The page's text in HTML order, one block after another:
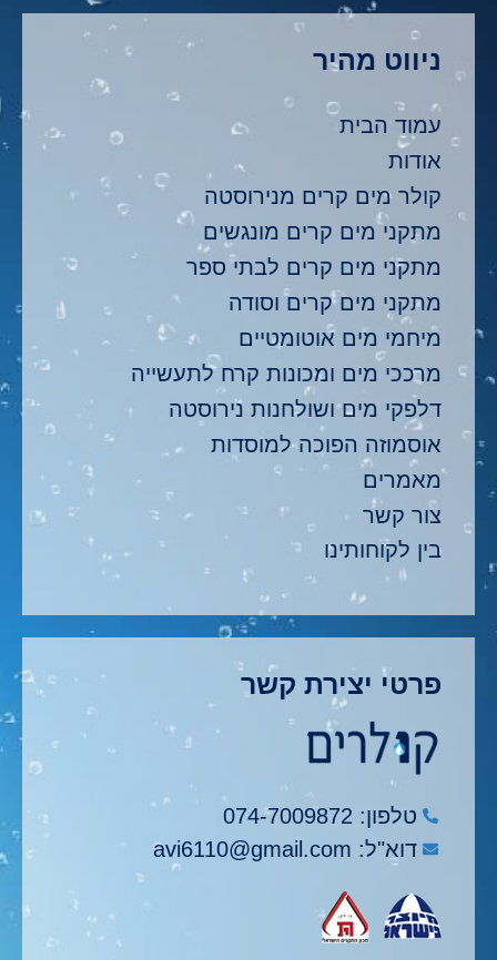
ניווט מהיר
עמוד הבית
אודות
קולר מים קרים מנירוסטה
מתקני מים קרים מונגשים
מתקני מים קרים לבתי ספר
מתקני מים קרים וסודה
מיחמי מים אוטומטיים
מרככי מים ומכונות קרח לתעשייה
דלפקי מים ושולחנות נירוסטה
אוסמוזה הפוכה למוסדות
מאמרים
צור קשר
בין לקוחותינו
פרטי יצירת קשר
טלפון: 074-7009872
דוא"ל: avi6110@gmail.com